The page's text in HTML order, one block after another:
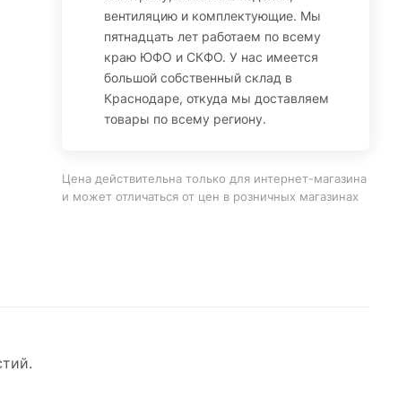
вентиляцию и комплектующие. Мы
пятнадцать лет работаем по всему
краю ЮФО и СКФО. У нас имеется
большой собственный склад в
Краснодаре, откуда мы доставляем
товары по всему региону.
Цена действительна только для интернет-магазина
и может отличаться от цен в розничных магазинах